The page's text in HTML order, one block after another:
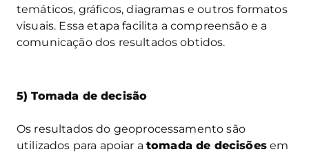
temáticos, gráficos, diagramas e outros formatos
visuais. Essa etapa facilita a compreensão e a
comunicação dos resultados obtidos.
5) Tomada de decisão
Os resultados do geoprocessamento são
utilizados para apoiar atomada de decisõesem